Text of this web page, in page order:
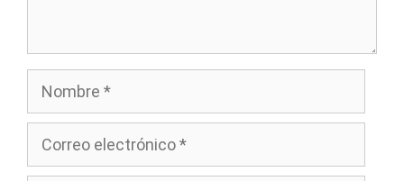
Nombre